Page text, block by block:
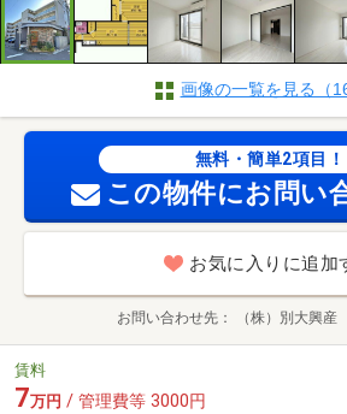
画像の一覧を見る（16
無料・簡単2項目！
この物件にお問い
お気に入りに追加
お問い合わせ先 （株）別大興
賃料
7万円 / 管理費等 3000円